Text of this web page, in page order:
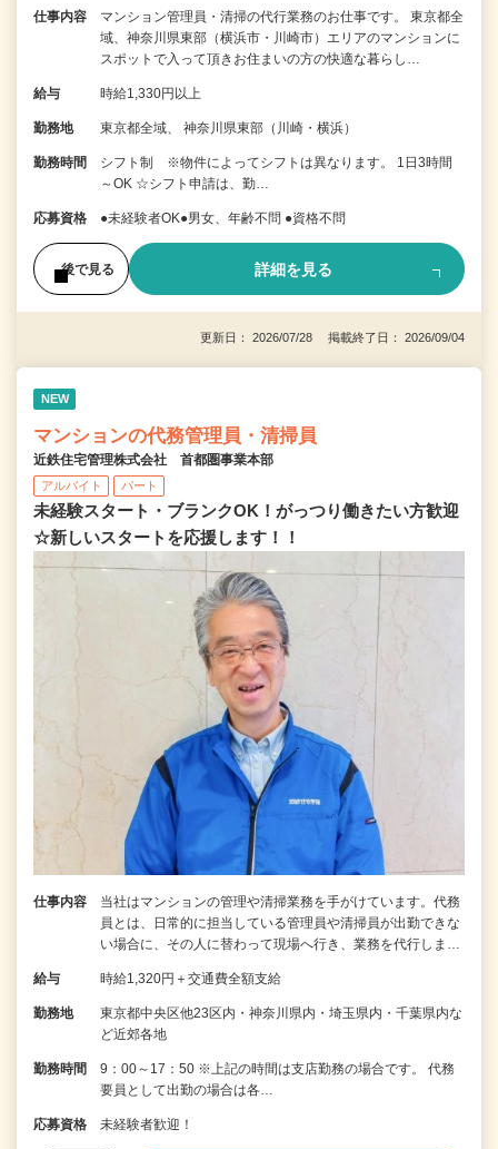
仕事内容
マンション管理員・清掃の代行業務のお仕事です。 東京都全
域、神奈川県東部（横浜市・川崎市）エリアのマンションに
スポットで入って頂きお住まいの方の快適な暮らし…
給与 時給1,330円以上
勤務地 東京都全域、 神奈川県東部（川崎・横浜）
勤務時間
シフト制 ※物件によってシフトは異なります。 1日3時間
～OK ☆シフト申請は、勤…
応募資格 ●未経験者OK●男女、年齢不問 ●資格不問
後で見る 詳細を見る
更新日： 2026/07/28 掲載終了日： 2026/09/04
NEW
マンションの代務管理員・清掃員
近鉄住宅管理株式会社 首都圏事業本部
アルバイト パート
未経験スタート・ブランクOK！がっつり働きたい方歓迎
☆新しいスタートを応援します！！
仕事内容
当社はマンションの管理や清掃業務を手がけています。代務
員とは、日常的に担当している管理員や清掃員が出勤できな
い場合に、その人に替わって現場へ行き、業務を代行しま…
給与 時給1,320円＋交通費全額支給
勤務地
東京都中央区他23区内・神奈川県内・埼玉県内・千葉県内な
ど近郊各地
勤務時間
9：00～17：50 ※上記の時間は支店勤務の場合です。 代務
要員として出勤の場合は各…
応募資格 未経験者歓迎！